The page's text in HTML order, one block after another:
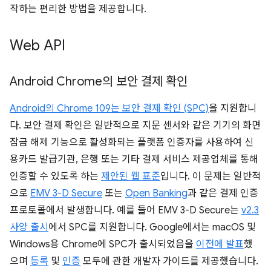
작하는 편리한 방법을 제공합니다.
Web API
Android Chrome의 보안 결제 확인
Android의 Chrome 109는 보안 결제 확인 (SPC)을 지원합니
다. 보안 결제 확인은 일반적으로 지문 센서와 같은 기기의 화면
잠금 해제 기능으로 활성화되는 플랫폼 인증자를 사용하여 신
용카드 발급기관, 은행 또는 기타 결제 서비스 제공업체를 통해
인증할 수 있도록 하는 제안된 웹 표준입니다. 이 문제는 일반적
으로 EMV 3-D Secure 또는 Open Banking과 같은 결제 인증
프로토콜에서 발생합니다. 예를 들어 EMV 3-D Secure는 v2.3
사양 출시 에서 SPC를 지원합니다. Google에서는 macOS 및
Windows용 Chrome에 SPC가 출시되었음을 이전에 발표했
으며 등록 및 인증 모두에 관한 개발자 가이드를 제공했습니다.